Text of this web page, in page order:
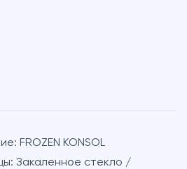
FROZEN KONSOL
Закаленное стекло /